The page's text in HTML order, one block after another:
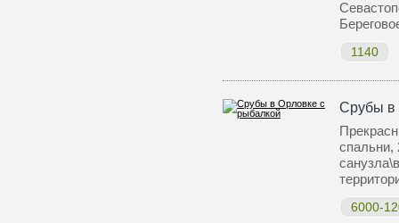
1140
Срубы в
спальни,
6000-